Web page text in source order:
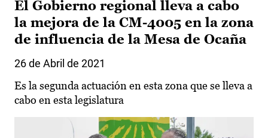
El Gobierno regional lleva a cabo
la mejora de la CM-4005 en la zona
de influencia de la Mesa de Ocaña
26 de Abril de 2021
Es la segunda actuación en esta zona que se lleva a
cabo en esta legislatura